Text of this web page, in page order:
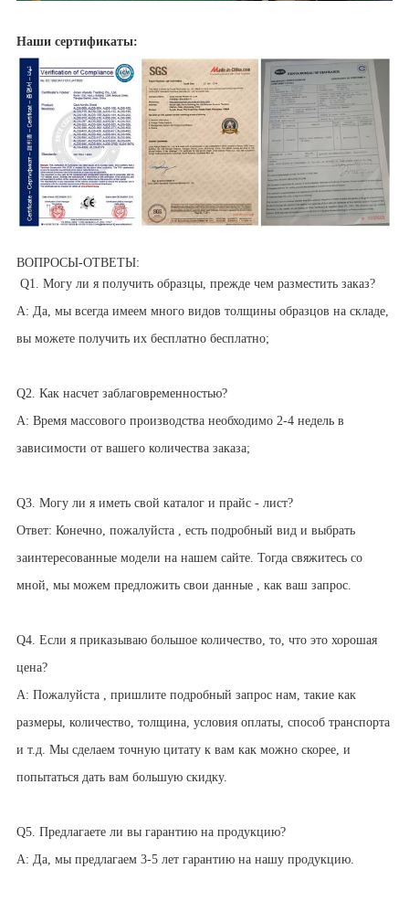
Наши сертификаты:
ВОПРОСЫ-ОТВЕТЫ:
Q1. Могу ли я получить образцы, прежде чем разместить заказ?
A: Да, мы всегда имеем много видов толщины образцов на складе,
вы можете получить их бесплатно бесплатно;
Q2. Как насчет заблаговременностью?
A: Время массового производства необходимо 2-4 недель в
зависимости от вашего количества заказа;
Q3. Могу ли я иметь свой каталог и прайс - лист?
Ответ: Конечно, пожалуйста , есть подробный вид и выбрать
заинтересованные модели на нашем сайте. Тогда свяжитесь со
мной, мы можем предложить свои данные , как ваш запрос.
Q4. Если я приказываю большое количество, то, что это хорошая
цена?
A: Пожалуйста , пришлите подробный запрос нам, такие как
размеры, количество, толщина, условия оплаты, способ транспорта
и т.д. Мы сделаем точную цитату к вам как можно скорее, и
попытаться дать вам большую скидку.
Q5. Предлагаете ли вы гарантию на продукцию?
A: Да, мы предлагаем 3-5 лет гарантию на нашу продукцию.